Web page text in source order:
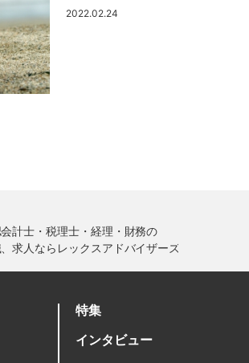
2022.02.24
特集
インタビュー